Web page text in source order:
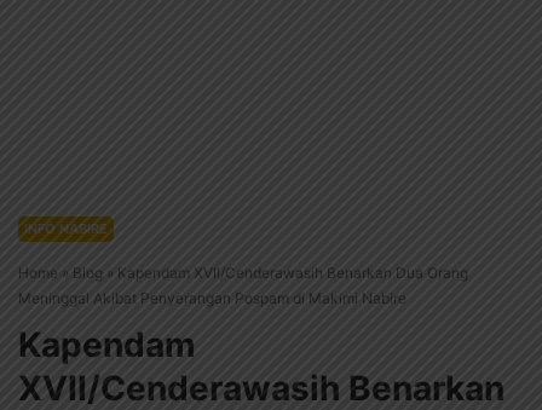
INFO NABIRE
Home » Blog » Kapendam XVII/Cenderawasih Benarkan Dua Orang
Meninggal Akibat Penyerangan Pospam di Makimi Nabire
Kapendam
XVII/Cenderawasih Benarkan